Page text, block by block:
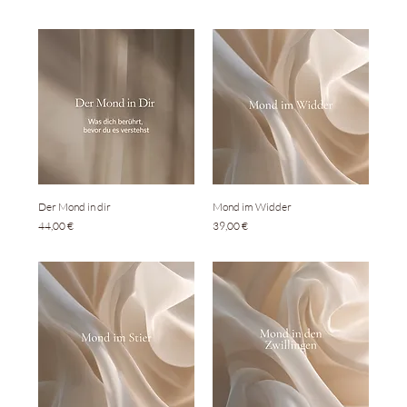
Der Mond in dir
Preis
44,00 €
Mond im Widder
Preis
39,00 €